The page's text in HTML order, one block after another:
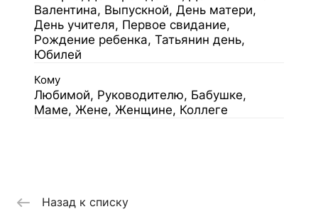
Валентина, Выпускной, День матери,
День учителя, Первое свидание,
Рождение ребенка, Татьянин день,
Юбилей
Кому
Любимой, Руководителю, Бабушке,
Маме, Жене, Женщине, Коллеге
Назад к списку